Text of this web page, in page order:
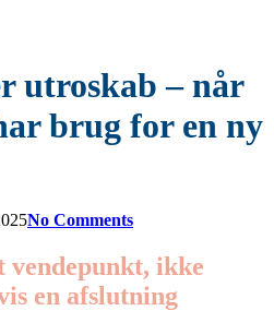
utroskab – når
brug for en ny
No Comments
vendepunkt, ikke
en afslutning